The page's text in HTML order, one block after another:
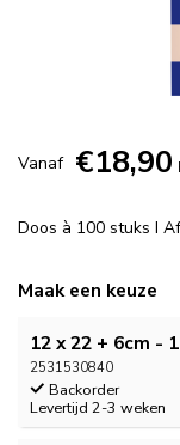
Vanaf €18,90
Doos à 100 stuks I
Maak een keuze
12 x 22 + 6cm -
2531530840
Backorder
Levertijd 2-3 weken